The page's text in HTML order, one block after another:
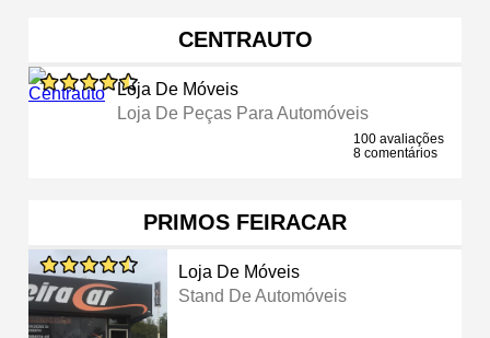
CENTRAUTO
Loja De Móveis
Loja De Peças Para Automóveis
100 avaliações
8 comentários
PRIMOS FEIRACAR
Loja De Móveis
Stand De Automóveis